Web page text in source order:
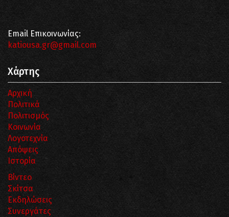
Email Επικοινωνίας:
katiousa.gr@gmail.com
Χάρτης
Αρχική
Πολιτικά
Πολιτισμός
Κοινωνία
Λογοτεχνία
Απόψεις
Ιστορία
Βίντεο
Σκίτσα
Εκδηλώσεις
Συνεργάτες